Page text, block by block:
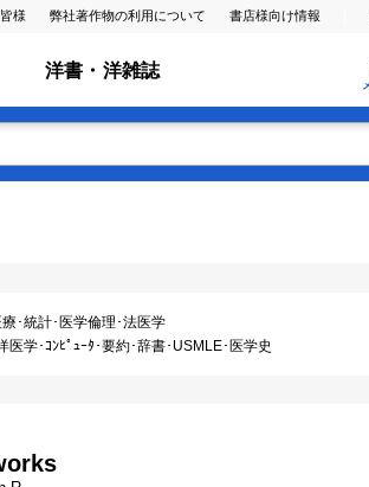
様 弊社著作物の利用について 書店様向け情報
洋書・洋雑誌
･統計･医学倫理･法医学
医学･ｺﾝﾋﾟｭｰﾀ･要約･辞書･USMLE･医学史